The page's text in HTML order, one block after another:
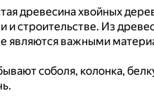
древесина хвойных
строительстве. Из
являются важными
соболя, колонка,